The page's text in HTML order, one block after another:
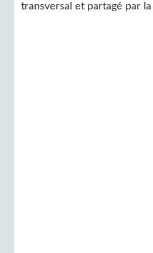
transversal et partagé par